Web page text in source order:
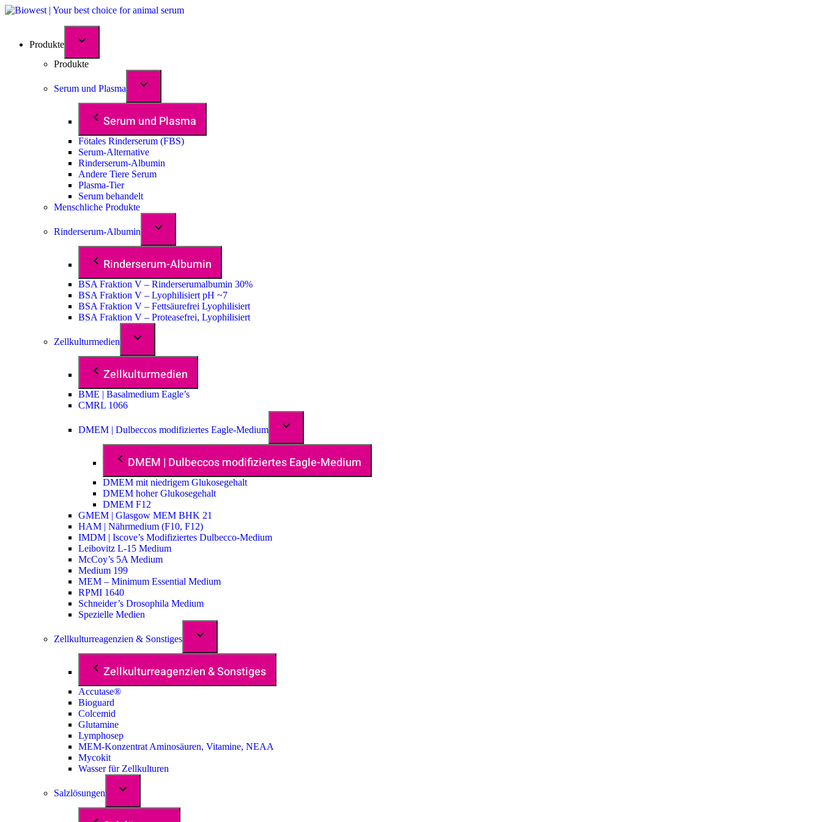
Produkte
Produkte
Serum und Plasma
Serum und Plasma
Fötales Rinderserum (FBS)
Serum-Alternative
Rinderserum-Albumin
Andere Tiere Serum
Plasma-Tier
Serum behandelt
Menschliche Produkte
Rinderserum-Albumin
Rinderserum-Albumin
BSA Fraktion V – Rinderserumalbumin 30%
BSA Fraktion V – Lyophilisiert pH ~7
BSA Fraktion V – Fettsäurefrei Lyophilisiert
BSA Fraktion V – Proteasefrei, Lyophilisiert
Zellkulturmedien
Zellkulturmedien
BME | Basalmedium Eagle’s
CMRL 1066
DMEM | Dulbeccos modifiziertes Eagle-Medium
DMEM | Dulbeccos modifiziertes Eagle-Medium
DMEM mit niedrigem Glukosegehalt
DMEM hoher Glukosegehalt
DMEM F12
GMEM | Glasgow MEM BHK 21
HAM | Nährmedium (F10, F12)
IMDM | Iscove’s Modifiziertes Dulbecco-Medium
Leibovitz L-15 Medium
McCoy’s 5A Medium
Medium 199
MEM – Minimum Essential Medium
RPMI 1640
Schneider’s Drosophila Medium
Spezielle Medien
Zellkulturreagenzien & Sonstiges
Zellkulturreagenzien & Sonstiges
Accutase®
Bioguard
Colcemid
Glutamine
Lymphosep
MEM-Konzentrat Aminosäuren, Vitamine, NEAA
Mycokit
Wasser für Zellkulturen
Salzlösungen